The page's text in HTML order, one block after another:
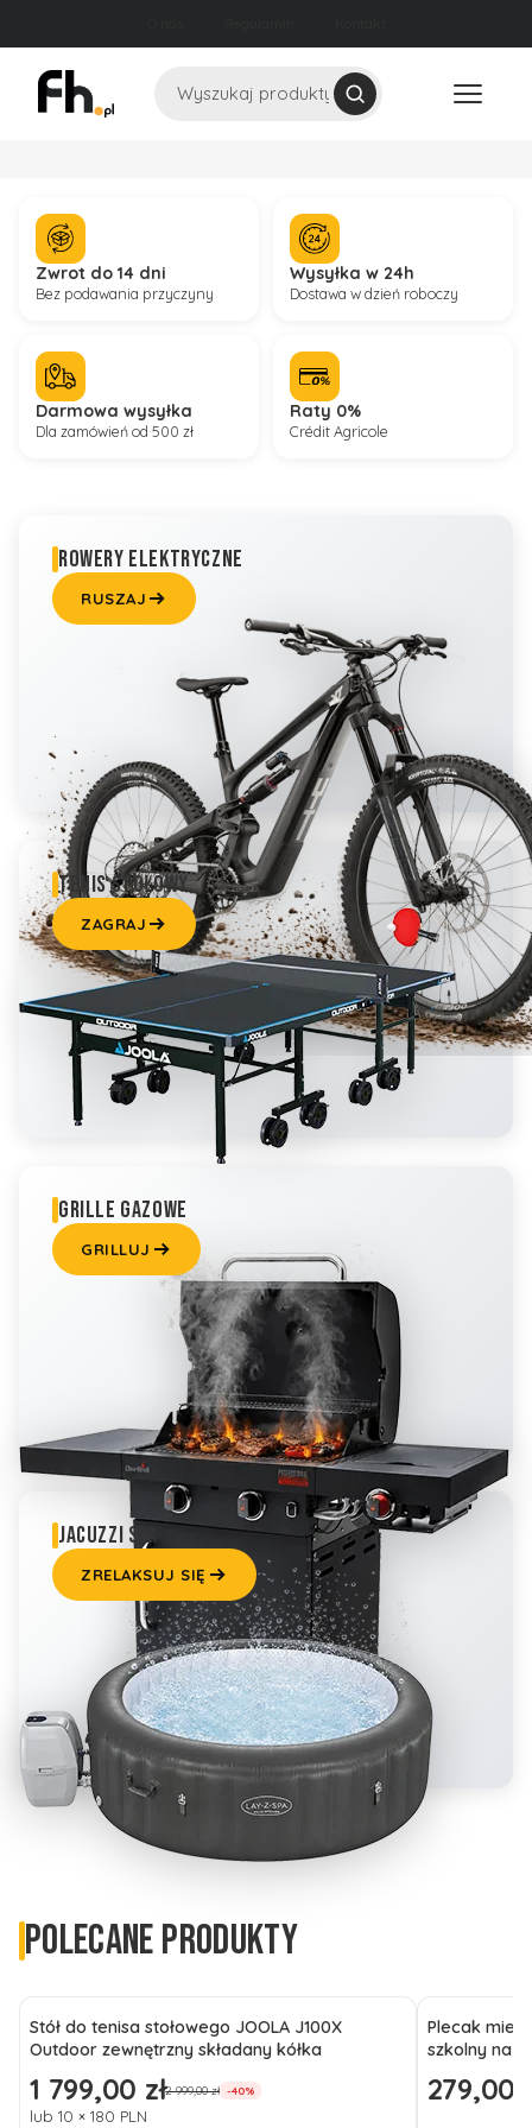
Szukaj
Zwrot do 14 dni
Bez podawania przyczyny
Wysyłka w 24h
Dostawa w dzień roboczy
Darmowa wysyłka
Dla zamówień od 500 zł
Raty 0%
Crédit Agricole
ROWERY ELEKTRYCZNE
RUSZAJ
TENIS STOŁOWY
ZAGRAJ
GRILLE GAZOWE
GRILLUJ
JACUZZI SPA
ZRELAKSUJ SIĘ
POLECANE PRODUKTY
Stół do tenisa stołowego JOOLA J100X
Outdoor zewnętrzny składany kółka
Cena promocyjna
1 799,00 zł2 999,00 zł -40%
lub 10 × 180 PLN
Plecak
szkolny na
Cena
279,00